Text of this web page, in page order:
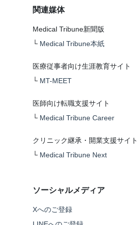
関連媒体
Medical Tribune新聞版
└ Medical Tribune本紙
医療従事者向け生涯教育サイト
└ MT-MEET
医師向け転職支援サイト
└ Medical Tribune Career
クリニック継承・開業支援サイト
└ Medical Tribune Next
ソーシャルメディア
Xへのご登録